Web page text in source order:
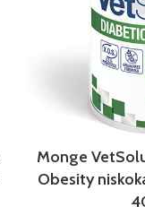
Monge
Obesity